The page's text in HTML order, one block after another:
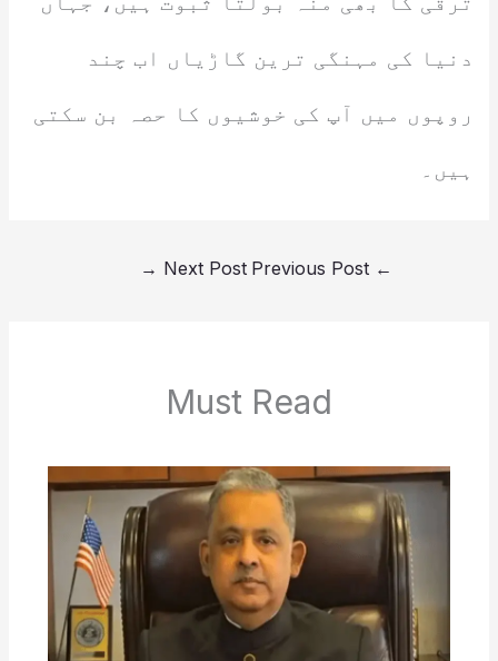
دنیا کی مہنگی ترین گاڑیاں اب چند
روپوں میں آپ کی خوشیوں کا حصہ بن سکتی
ہیں۔
←
Next Post
→
Must Read